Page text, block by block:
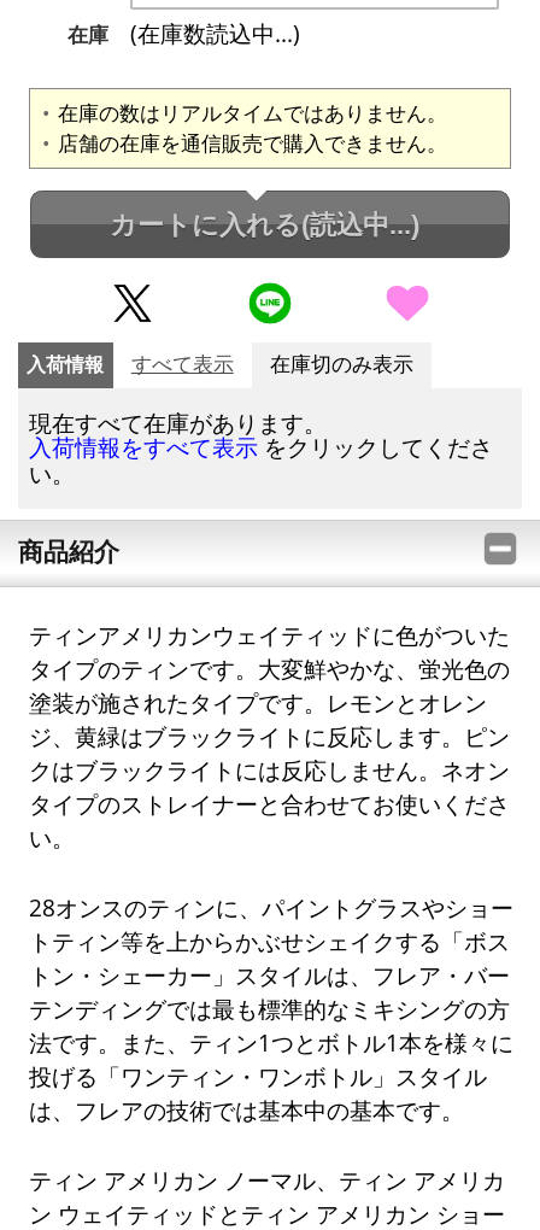
在庫
(在庫数読込中...)
在庫の数はリアルタイムではありません。
店舗の在庫を通信販売で購入できません。
カートに入れる(読込中...)
入荷情報 すべて表示 在庫切のみ表示
現在すべて在庫があります。
入荷情報をすべて表示 をクリックしてくださ
い。
商品紹介
ティンアメリカンウェイティッドに色がついた
タイプのティンです。大変鮮やかな、蛍光色の
塗装が施されたタイプです。レモンとオレン
ジ、黄緑はブラックライトに反応します。ピン
クはブラックライトには反応しません。ネオン
タイプのストレイナーと合わせてお使いくださ
い。
28オンスのティンに、パイントグラスやショー
トティン等を上からかぶせシェイクする「ボス
トン・シェーカー」スタイルは、フレア・バー
テンディングでは最も標準的なミキシングの方
法です。また、ティン1つとボトル1本を様々に
投げる「ワンティン・ワンボトル」スタイル
は、フレアの技術では基本中の基本です。
ティン アメリカン ノーマル、ティン アメリカ
ン ウェイティッドとティン アメリカン ショー